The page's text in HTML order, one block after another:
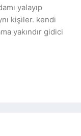
yalayıp
kişiler. kendi
yakındır gidici